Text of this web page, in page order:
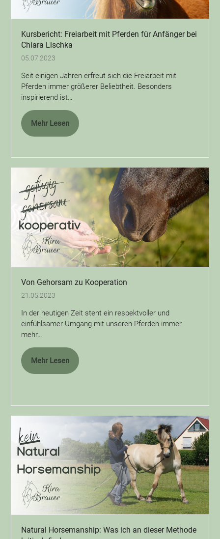
Kursbericht: Freiarbeit mit Pferden für Anfänger bei
Chiara Lischka
05.07.2023
Seit einigen Jahren erfreut sich die Freiarbeit mit
Pferden immer größerer Beliebtheit. Besonders
inspirierend ist…
Mehr Lesen
Von Gehorsam zu Kooperation
21.05.2023
In der heutigen Zeit steht ein respektvoller und
einfühlsamer Umgang mit unseren Pferden immer
mehr…
Mehr Lesen
Natural Horsemanship: Was ich an dieser Methode